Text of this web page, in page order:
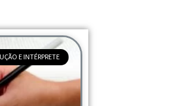
E INTÉRPRETE